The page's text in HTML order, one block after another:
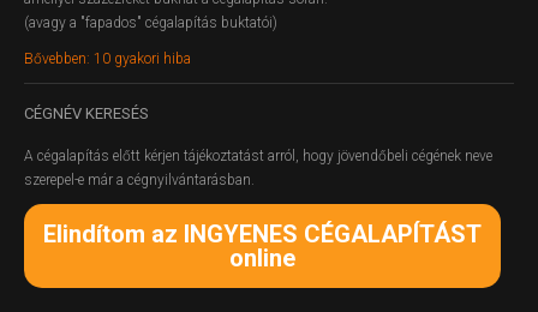
(avagy a "fapados" cégalapítás buktatói)
Bővebben: 10 gyakori hiba
CÉGNÉV KERESÉS
A cégalapítás előtt kérjen tájékoztatást arról, hogy jövendőbeli cégének neve
szerepel-e már a cégnyilvántarásban.
Elindítom az INGYENES CÉGALAPÍTÁST
online